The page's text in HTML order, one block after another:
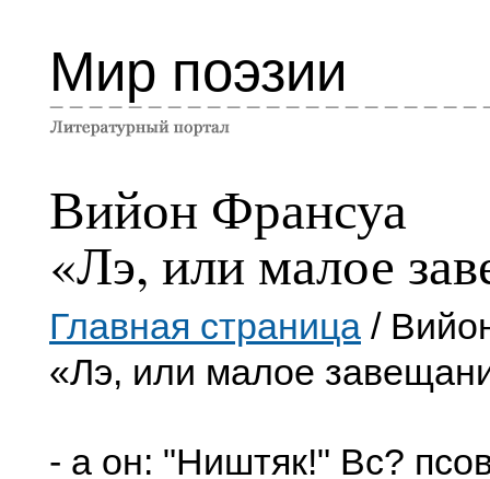
Мир поэзии
Вийон Франсуа
«Лэ, или малое
Главная страница /
«Лэ, или малое
- а он: "Ништяк!" Вс?